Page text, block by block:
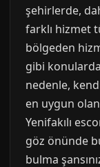
şehirlerde,
farklı hizmet
bölgeden
gibi
nedenle,
en uygun
Yenifakılı
göz önünde
bulma